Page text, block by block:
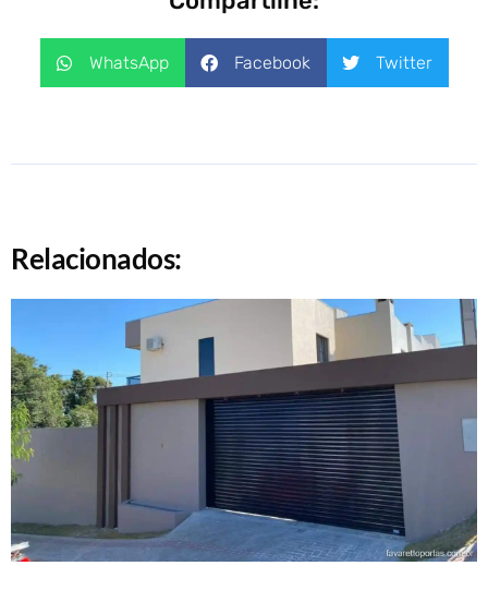
WhatsApp Facebook Twitter
Relacionados: